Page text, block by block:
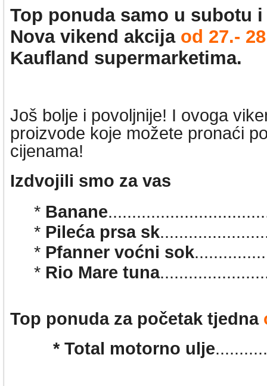
Top ponuda samo u subotu
Nova vikend akcija od 27.- 28
Kaufland supermarketima.
Još bolje i povoljnije! I ovoga
proizvode koje možete pronaći
cijenama!
Izdvojili smo za vas
* Banane
* Pileća prsa sk
* Pfanner voćni sok
* Rio Mare tuna
Top ponuda za početak tjedna
* Total motorno ulje